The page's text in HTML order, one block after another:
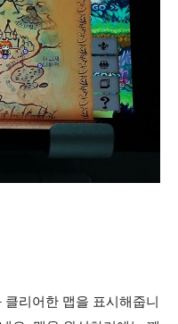
리어한 맵을 표시해줍니